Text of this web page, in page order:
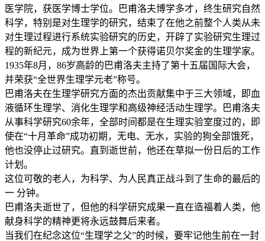
医学院，获医学博士学位。巴甫洛夫博学多才，终生研究自然
科学，特别是对生理学的研究，结束了在他之前整个人类从未
对生理过程进行系统实验研究的历史，开辟了实验研究生理过
程的新纪元，成为世界上第一个获得诺贝尔奖金的生理学家。
1935年8月，86岁高龄的巴甫洛夫主持了第十五届国际大会，
并荣获“全世界生理学元老”称号。
巴甫洛夫在生理学研究方面的杰出贡献集中于三大领域，即血
液循环生理学、消化生理学和高级神经活动生理学。巴甫洛夫
从事科学研究60余年，全部时间都是在生理实验室度过的，即
使在“十月革命”成功初期，无电、无水，实验的狗全部饿死，
他也没停止过研究。直到逝世前，他还在草拟一份日后的工作
计划。
这位可敬的老人，为科学、为人民真正战斗到了生命的最后的
一 分钟。
巴甫洛夫逝世了，但他的科学研究成果一直在造福着人类，他
献身科学的精神更将永远鼓舞后来者。
当我们在纪念这位“生理学之父”的时候，要牢记他生前在一封